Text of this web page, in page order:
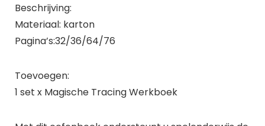
Beschrijving:
Materiaal: karton
Pagina’s:32/36/64/76
Toevoegen:
1 set x Magische Tracing Werkboek